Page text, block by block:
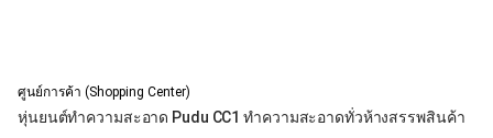
ศูนย์การค้า (Shopping Center)
หุ่นยนต์ทำความสะอาด Pudu CC1 ทำความสะอาดทั่วห้างสรรพสินค้า